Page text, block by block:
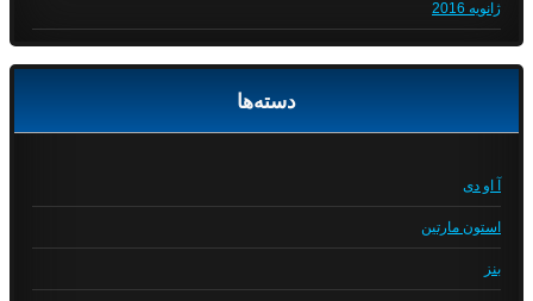
ژانویه 2016
دسته‌ها
آ او دی
استون مارتین
بنز